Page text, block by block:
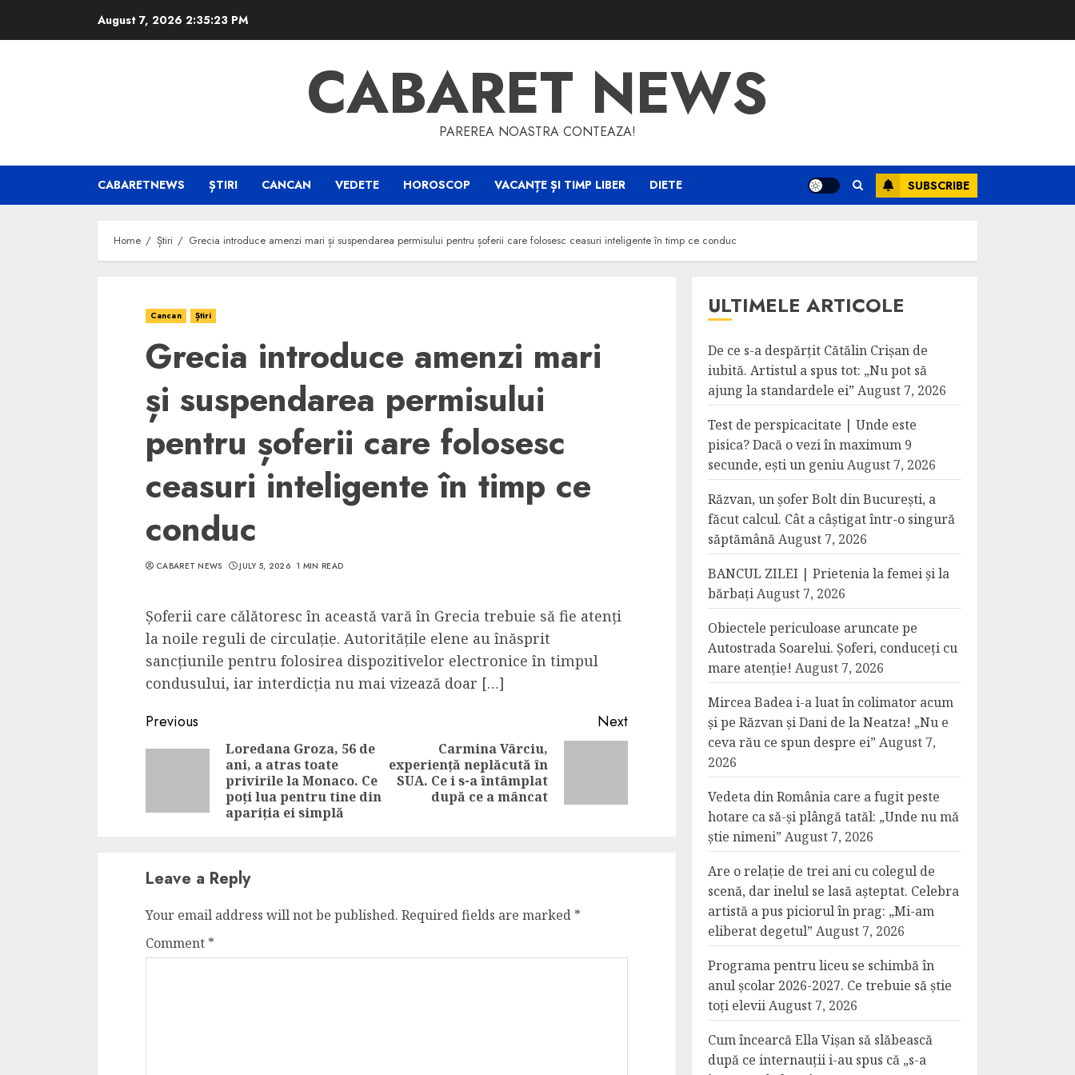
August 7, 2026 2:35:24 PM
CABARET NEWS
PAREREA NOASTRA CONTEAZA!
CABARETNEWS ȘTIRI CANCAN VEDETE HOROSCOP VACANȚE ȘI TIMP LIBER DIETE SUBSCRIBE
Home Știri Grecia introduce amenzi mari și suspendarea permisului pentru șoferii care folosesc ceasuri inteligente în timp ce conduc
Cancan Știri
Grecia introduce amenzi mari
și suspendarea permisului
pentru șoferii care folosesc
ceasuri inteligente în timp ce
conduc
CABARET NEWS JULY 5, 2026 1 MIN READ
Șoferii care călătoresc în această vară în Grecia trebuie să fie atenți
la noile reguli de circulație. Autoritățile elene au înăsprit
sancțiunile pentru folosirea dispozitivelor electronice în timpul
condusului, iar interdicția nu mai vizează doar […]
Continue
Reading
Previous
Previous
Loredana Groza, 56 de
ani, a atras toate
privirile la Monaco. Ce
poți lua pentru tine din
apariția ei simplă
Next
Next
post:
Carmina Vârciu,
experiență neplăcută în
SUA. Ce i s-a întâmplat
după ce a mâncat
Leave a Reply
Your email address will not be published. Required fields are marked *
Comment *
ULTIMELE ARTICOLE
De ce s-a despărțit Cătălin Crișan de
iubită. Artistul a spus tot: „Nu pot să
ajung la standardele ei” August 7, 2026
Test de perspicacitate | Unde este
pisica? Dacă o vezi în maximum 9
secunde, ești un geniuAugust 7, 2026
Răzvan, un șofer Bolt din București, a
făcut calcul. Cât a câștigat într-o singură
săptămânăAugust 7, 2026
BANCUL ZILEI | Prietenia la femei și la
bărbațiAugust 7, 2026
Obiectele periculoase aruncate pe
Autostrada Soarelui. Șoferi, conduceți cu
mare atenție! August 7, 2026
Mircea Badea i-a luat în colimator acum
și pe Răzvan și Dani de la Neatza! „Nu e
ceva rău ce spun despre ei” August 7,
2026
Vedeta din România care a fugit peste
hotare ca să-și plângă tatăl: „Unde nu mă
știe nimeni” August 7, 2026
Are o relație de trei ani cu colegul de
scenă, dar inelul se lasă așteptat. Celebra
artistă a pus piciorul în prag: „Mi-am
eliberat degetul” August 7, 2026
Programa pentru liceu se schimbă în
anul școlar 2026-2027. Ce trebuie să știe
toți eleviiAugust 7, 2026
Cum încearcă Ella Vișan să slăbească
după ce internauții i-au spus că „s-a